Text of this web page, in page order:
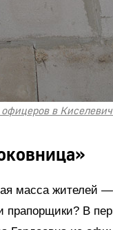
в
масса жителей
В